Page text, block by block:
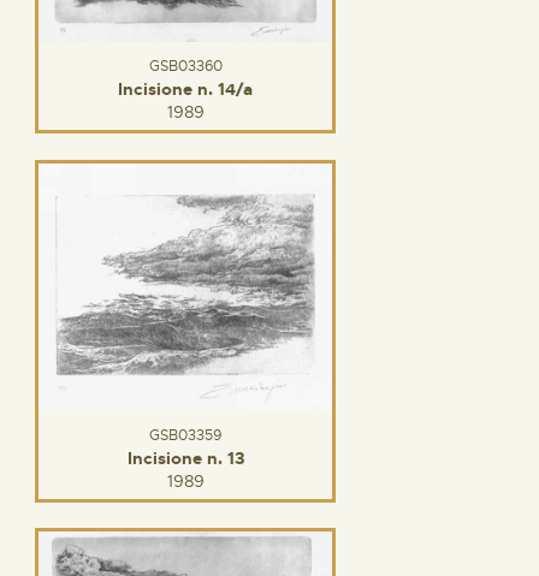
GSB03360
Incisione n. 14/a
1989
GSB03359
Incisione n. 13
1989